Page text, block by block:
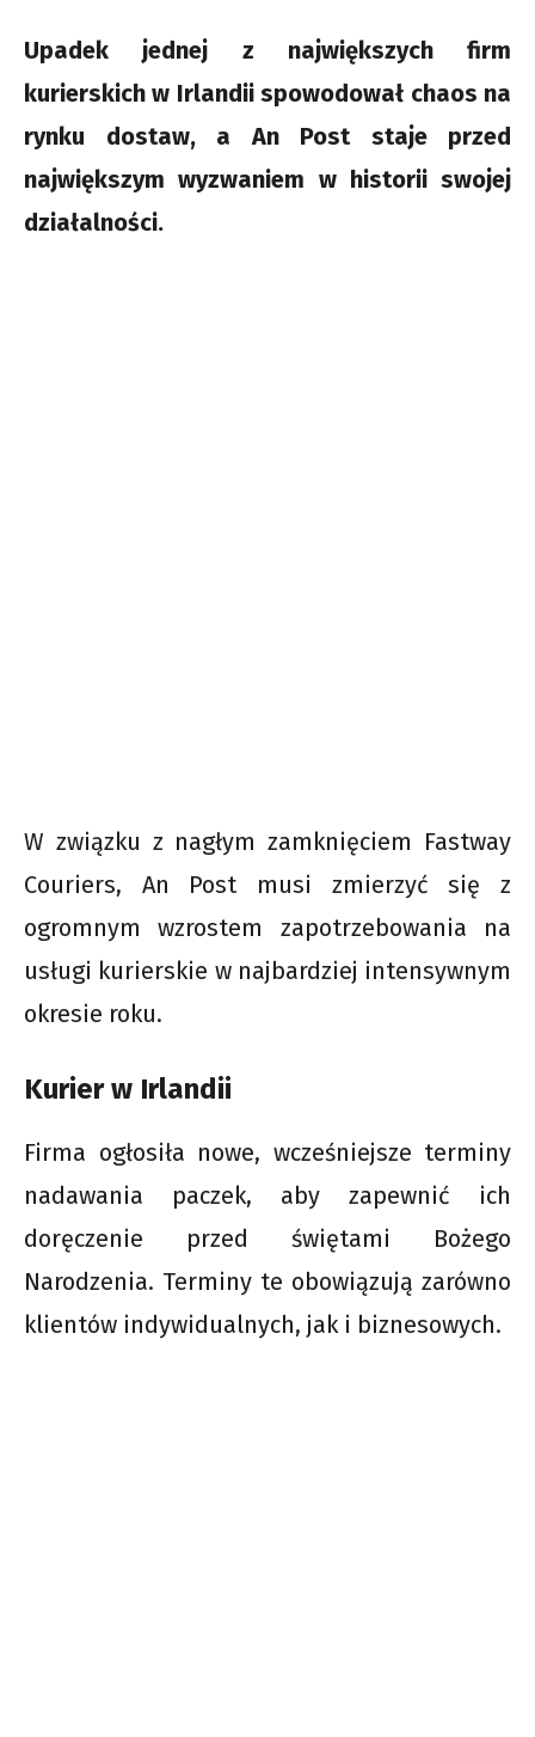
Upadek jednej z największych firm
kurierskich w Irlandii spowodował chaos na
rynku dostaw, a An Post staje przed
największym wyzwaniem w historii swojej
działalności.
W związku z nagłym zamknięciem Fastway
Couriers, An Post musi zmierzyć się z
ogromnym wzrostem zapotrzebowania na
usługi kurierskie w najbardziej intensywnym
okresie roku.
Kurier w Irlandii
Firma ogłosiła nowe, wcześniejsze terminy
nadawania paczek, aby zapewnić ich
doręczenie przed świętami Bożego
Narodzenia. Terminy te obowiązują zarówno
klientów indywidualnych, jak i biznesowych.